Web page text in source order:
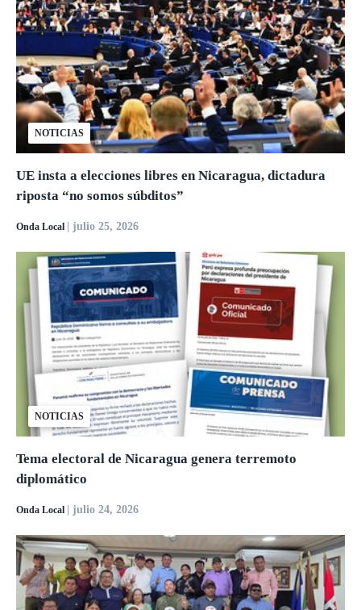
NOTICIAS
UE insta a elecciones libres en Nicaragua, dictadura
riposta “no somos súbditos”
Onda Local | julio 25, 2026
NOTICIAS
Tema electoral de Nicaragua genera terremoto
diplomático
Onda Local | julio 24, 2026